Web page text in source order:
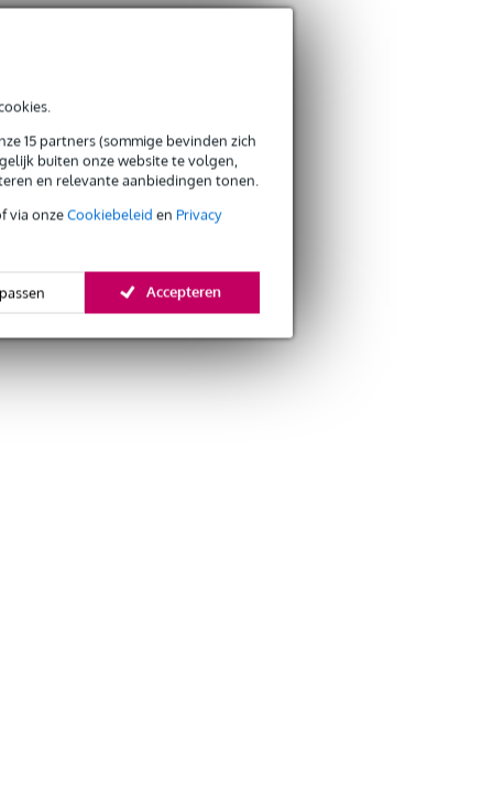
15 partners (sommige bevinden zich
buiten onze website te volgen,
en relevante aanbiedingen tonen.
via onzeCookiebeleid en Privacy
Accepteren